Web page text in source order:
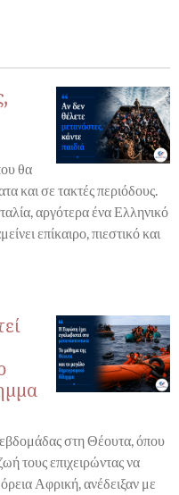
θα
και σε τακτές περιόδους.
αργότερα ένα Ελληνικό
επίκαιρο, πιεστικό και
στη Θέουτα, όπου
τους επιχειρώντας να
Αφρική, ανέδειξαν με